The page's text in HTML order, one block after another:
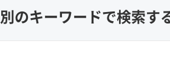
別のキーワードで検索す